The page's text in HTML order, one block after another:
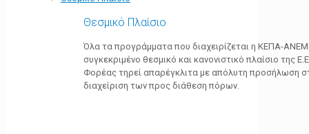
Θεσμικό Πλαίσιο
Όλα τα προγράμματα που διαχειρίζεται η ΚΕΠΑ-
συγκεκριμένο θεσμικό και κανονιστικό πλαίσιο της
Φορέας τηρεί απαρέγκλιτα με απόλυτη προσήλωση
διαχείριση των προς διάθεση πόρων.